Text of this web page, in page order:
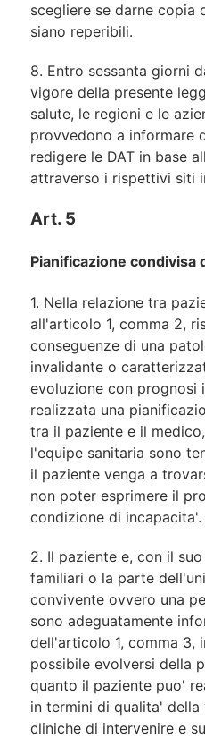
scegliere se darne copia
siano reperibili.
8. Entro sessanta giorni
vigore della presente
salute, le regioni e le
provvedono a informare
redigere le DAT in base
attraverso i rispettivi siti
Art. 5
Pianificazione condivisa
1. Nella relazione tra
all'articolo 1, comma 2,
conseguenze di una
invalidante o
evoluzione con prognosi
realizzata una
tra il paziente e il
l'equipe sanitaria sono
il paziente venga a
non poter esprimere il
condizione di incapacita'.
2. Il paziente e, con il
familiari o la parte
convivente ovvero una
sono adeguatamente
dell'articolo 1, comma 3,
possibile evolversi della
quanto il paziente puo'
in termini di qualita'
cliniche di intervenire e